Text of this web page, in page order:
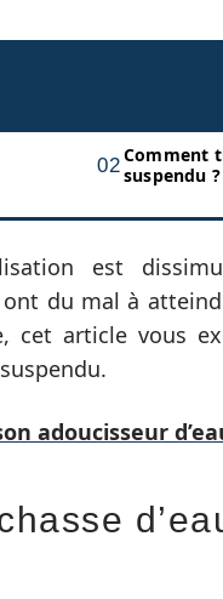
Comment
suspendu ?
est
du mal à
cet article vous
adoucisseur